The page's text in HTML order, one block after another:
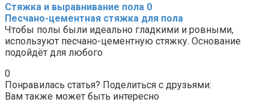
Стяжка и выравнивание пола 0
Песчано-цементная стяжка для пола
Чтобы полы были идеально гладкими и ровными,
используют песчано-цементную стяжку. Основание
подойдёт для любого
0
Понравилась статья? Поделиться с друзьями:
Вам также может быть интересно